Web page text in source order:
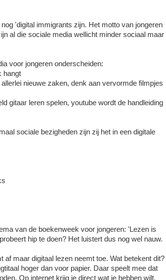
'digital immigrants zijn. Het motto van jongeren
al die sociale media wellicht minder sociaal maar
voor jongeren onderscheiden:
hangt
nieuwe zaken, denk aan vervormde filmpjes
gitaar leren spelen, youtube wordt de handleiding
sociale bezigheden zijn zij het in een digitale
van de boekenweek voor jongeren: 'Lezen is
hip te doen? Het luistert dus nog wel nauw.
af maar digitaal lezen neemt toe. Wat betekent dit?
hoger dan voor papier. Daar speelt mee dat
Op internet krijg je direct wat je hebben wilt.